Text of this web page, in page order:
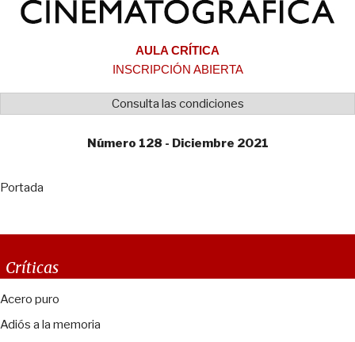
AULA CRÍTICA
INSCRIPCIÓN ABIERTA
Consulta las condiciones
Número 128 - Diciembre 2021
Portada
Críticas
Acero puro
Adiós a la memoria